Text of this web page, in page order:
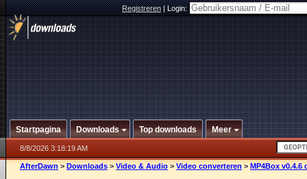
Registreren|Login:
Startpagina Downloads Top downloads Meer
8/8/2026 3:18:19 AM
AfterDawn > Downloads > Video & Audio > Video converteren > MP4Box v0.4.6